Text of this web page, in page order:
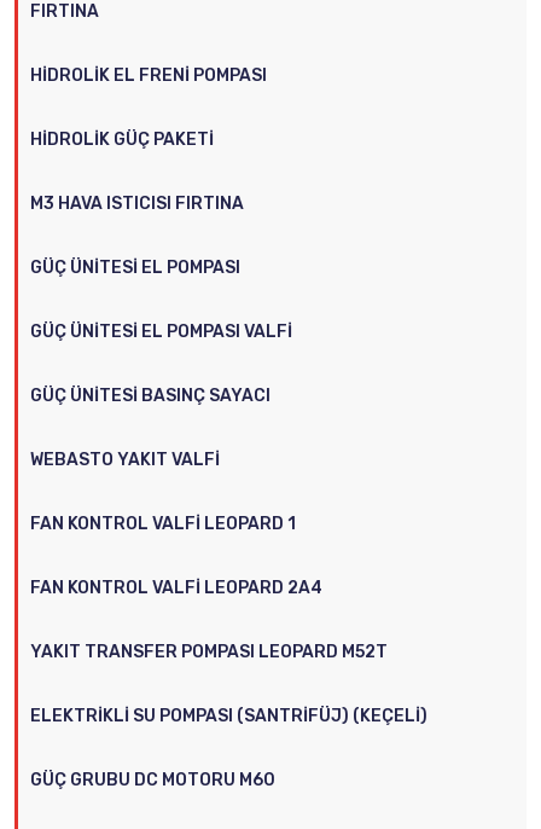
FIRTINA
HIDROLIK EL FRENI POMPASI
HIDROLIK GÜÇ PAKETI
M3 HAVA ISTICISI FIRTINA
GÜÇ ÜNITESI EL POMPASI
GÜÇ ÜNITESI EL POMPASI VALFI
GÜÇ ÜNITESI BASINÇ SAYACI
WEBASTO YAKIT VALFI
FAN KONTROL VALFI LEOPARD 1
FAN KONTROL VALFI LEOPARD 2A4
YAKIT TRANSFER POMPASI LEOPARD M52T
ELEKTRIKLI SU POMPASI (SANTRIFÜJ) (KEÇELI)
GÜÇ GRUBU DC MOTORU M60